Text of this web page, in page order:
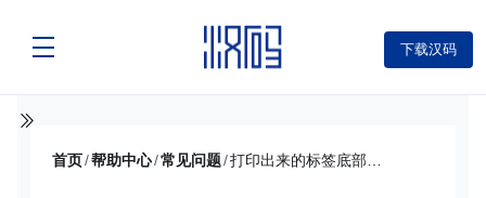
下载汉码
首页/帮助中心/常见问题/